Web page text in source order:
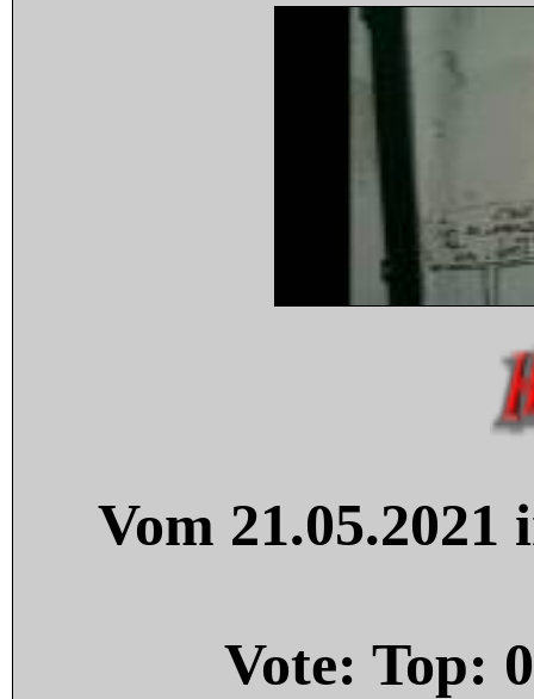
Vom
Vote: Top: 0